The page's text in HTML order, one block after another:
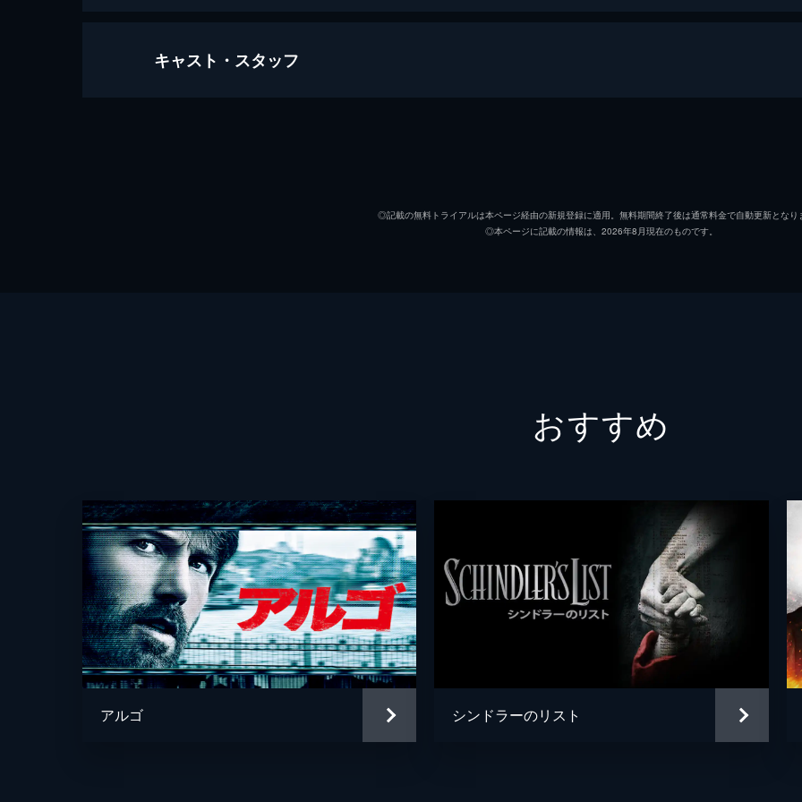
ダンケルク
キャスト・スタッフ
コリンズ
ボルトン中佐
マー
ジョージ バリ
ファリアー トム
マイ
マイケ
◎記載の無料トライアルは本ページ経由の新規登録に適用。無料期間終了後は通常料金で自動更新となり
◎本ページに記載の情報は、2026年8月現在のものです。
おすすめ
アルゴ シンドラーのリスト